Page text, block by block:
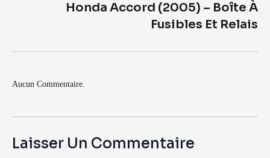
Honda Accord (2005) – Boîte À
Fusibles Et Relais
Aucun Commentaire.
Laisser Un Commentaire